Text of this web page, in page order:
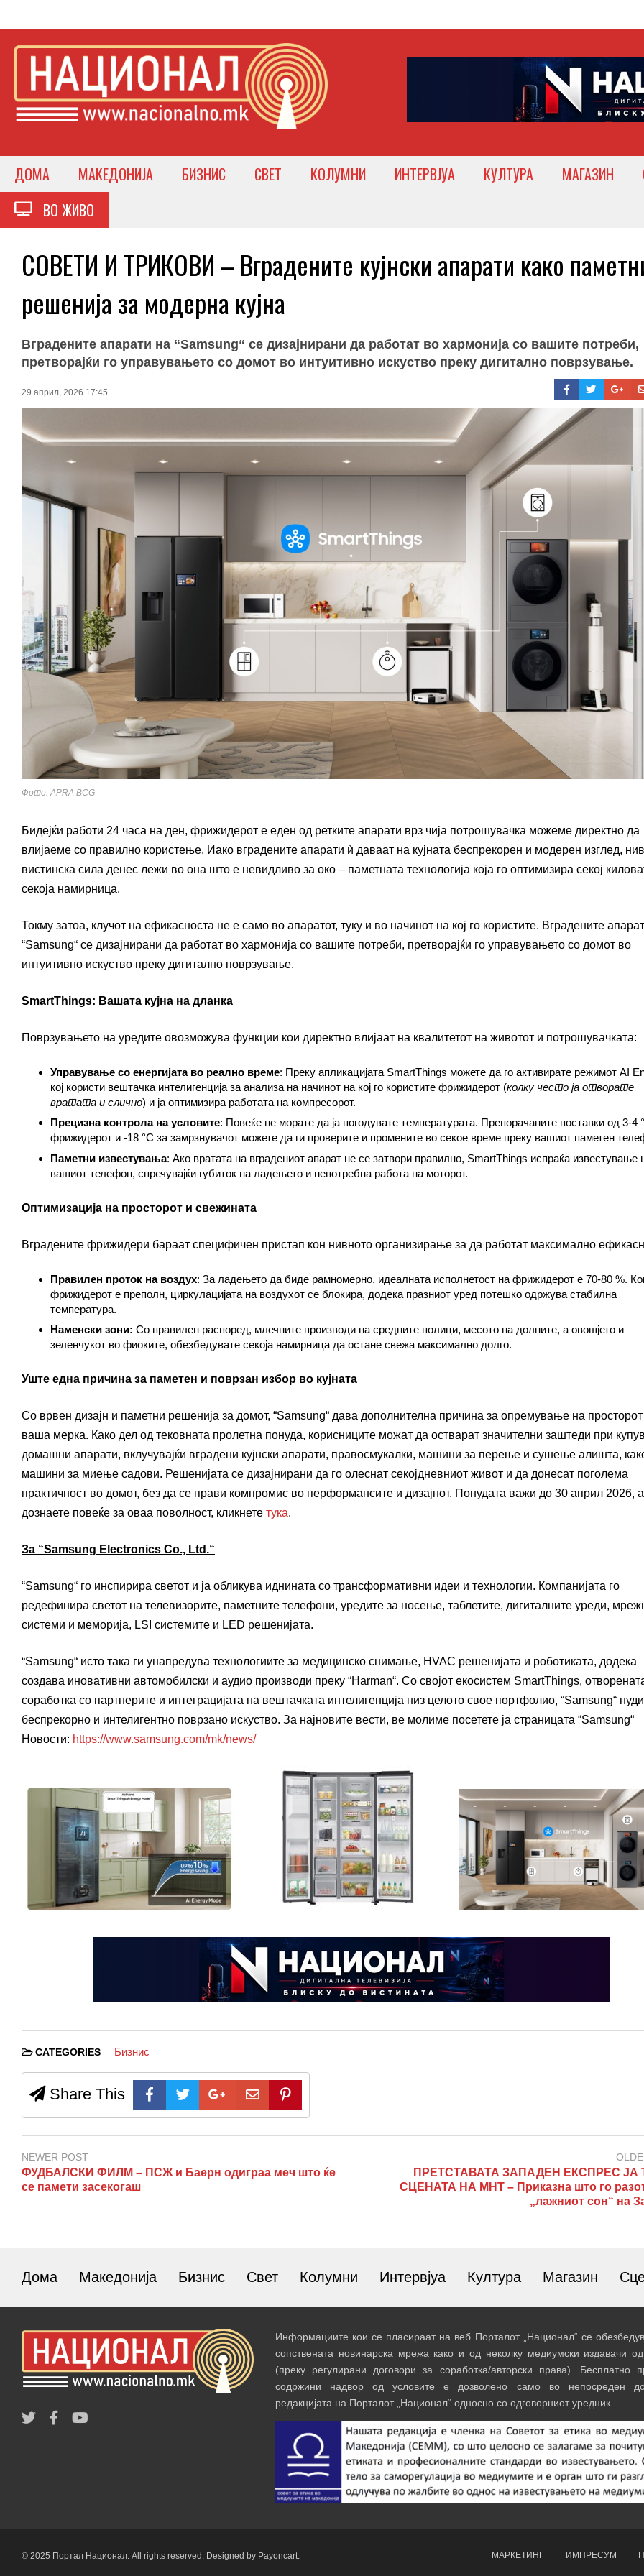
ДОМА МАКЕДОНИЈА БИЗНИС СВЕТ КОЛУМНИ ИНТЕРВЈУА КУЛТУРА МАГАЗИН
ВО ЖИВО
СОВЕТИ И ТРИКОВИ – Вградените кујнски апарати како
решенија за модерна кујна
Вградените апарати на “Samsung“ се дизајнирани да работат во хармонија со вашите потреби,
претворајќи го управувањето со домот во интуитивно искуство преку дигитално поврзување.
29 април, 2026 17:45
Фото: APRA BCG
Бидејќи работи 24 часа на ден, фрижидерот е еден од ретките апарати врз чија потрошувачка можеме директно да
влијаеме со правилно користење. Иако вградените апарати ѝ даваат на кујната беспрекорен и модерен изглед,
вистинска сила денес лежи во она што е невидливо за око – паметната технологија која го оптимизира секој
секоја намирница.
Токму затоа, клучот на ефикасноста не е само во апаратот, туку и во начинот на кој го користите. Вградените
“Samsung“ се дизајнирани да работат во хармонија со вашите потреби, претворајќи го управувањето со домот во
интуитивно искуство преку дигитално поврзување.
SmartThings: Вашата кујна на дланка
Поврзувањето на уредите овозможува функции кои директно влијаат на квалитетот на животот и потрошувачката:
Управување со енергијата во реално време: Преку апликацијата SmartThings можете да го активирате режимот AI
кој користи вештачка интелигенција за анализа на начинот на кој го користите фрижидерот (колку често ја отворате
вратата и слично) и ја оптимизира работата на компресорот.
Прецизна контрола на условите: Повеќе не морате да ја погодувате температурата. Препорачаните поставки од 3-4
фрижидерот и -18 °C за замрзнувачот можете да ги проверите и промените во секое време преку вашиот паметен
Паметни известувања: Ако вратата на вградениот апарат не се затвори правилно, SmartThings испраќа известување
вашиот телефон, спречувајќи губиток на ладењето и непотребна работа на моторот.
Оптимизација на просторот и свежината
Вградените фрижидери бараат специфичен пристап кон нивното организирање за да работат максимално
Правилен проток на воздух: За ладењето да биде рамномерно, идеалната исполнетост на фрижидерот е 70-80 %.
фрижидерот е преполн, циркулацијата на воздухот се блокира, додека празниот уред потешко одржува стабилна
температура.
Наменски зони: Со правилен распоред, млечните производи на средните полици, месото на долните, а овошјето и
зеленчукот во фиоките, обезбедувате секоја намирница да остане свежа максимално долго.
Уште една причина за паметен и поврзан избор во кујната
Со врвен дизајн и паметни решенија за домот, “Samsung“ дава дополнителна причина за опремување на
ваша мерка. Како дел од тековната пролетна понуда, корисниците можат да остварат значителни заштеди при
домашни апарати, вклучувајќи вградени кујнски апарати, правосмукалки, машини за перење и сушење алишта,
машини за миење садови. Решенијата се дизајнирани да го олеснат секојдневниот живот и да донесат поголема
практичност во домот, без да се прави компромис во перформансите и дизајнот. Понудата важи до 30 април 2026,
дознаете повеќе за оваа поволност, кликнете тука.
За “Samsung Electronics Co., Ltd.“
“Samsung“ го инспирира светот и ја обликува иднината со трансформативни идеи и технологии. Компанијата го
редефинира светот на телевизорите, паметните телефони, уредите за носење, таблетите, дигиталните уреди,
системи и меморија, LSI системите и LED решенијата.
“Samsung“ исто така ги унапредува технологиите за медицинско снимање, HVAC решенијата и роботиката, додека
создава иновативни автомобилски и аудио производи преку “Harman“. Со својот екосистем SmartThings,
соработка со партнерите и интеграцијата на вештачката интелигенција низ целото свое портфолио, “Samsung“ нуди
беспрекорно и интелигентно поврзано искуство. За најновите вести, ве молиме посетете ја страницата “Samsung“
Новости: https://www.samsung.com/mk/news/
CATEGORIES Бизнис
Share This
NEWER POST
ФУДБАЛСКИ ФИЛМ – ПСЖ и Баерн одиграа меч што ќе
се памети засекогаш
ПРЕТСТАВАТА ЗАПАДЕН ЕКСПРЕС ЈА
СЦЕНАТА НА МНТ – Приказна што го
„лажниот сон“ на
Дома Македонија Бизнис Свет Колумни Интервјуа Култура Магазин
Информациите кои се пласираат на веб Порталот „Национал“ се
сопствената новинарска мрежа како и од неколку медиумски издавачи
(преку регулирани договори за соработка/авторски права). Бесплатно
содржини надвор од условите е дозволено само во непосреден
редакцијата на Порталот „Национал“ односно со одговорниот уредник.
© 2025 Портал Национал. All rights reserved. Designed by Payoncart. МАРКЕТИНГ ИМПРЕСУМ